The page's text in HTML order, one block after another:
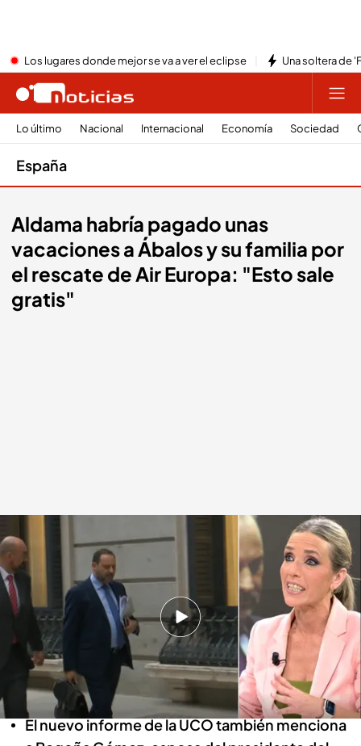
Los lugares donde mejor se va a ver el eclipse Una soltera de
Lo último Nacional Internacional Economía Sociedad
España
Aldama habría pagado unas
vacaciones a Ábalos y su familia por
el rescate de Air Europa: "Esto sale
gratis"
El nuevo informe de la UCO que estrecha más el cerco sobre Ábalos
Redacción digital Noticias Cuatro Europa Press
09 ABR 2025 - 21:12h.
Según un nuevo informe de la UCO, Ábalos y
su familia disfrutaron de unas vacaciones en un
chalet por maniobrar en favor del rescate de la
compañía
El nuevo informe de la UCO también menciona